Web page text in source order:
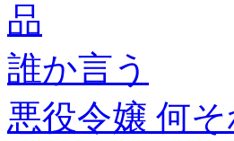
品
誰か言う
悪役令嬢 何